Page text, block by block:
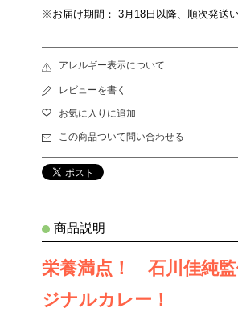
※お届け期間： 3月18日以降、順次発送い
アレルギー表示について
レビューを書く
お気に入りに追加
この商品ついて問い合わせる
商品説明
栄養満点！ 石川佳純監
ジナルカレー！